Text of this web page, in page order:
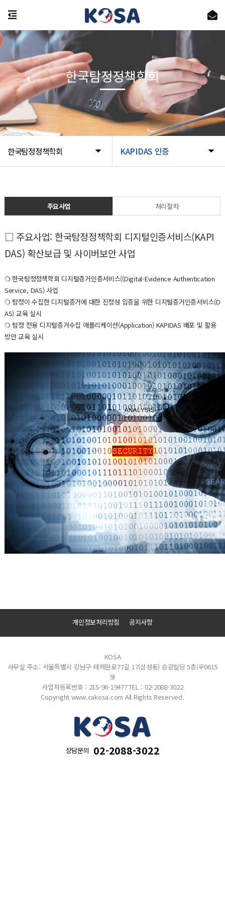
한국탐정정책학회 KAPIDAS 인증
한국탐정정책학회
주요사업 처리절차
□ 주요사업: 한국탐정정책학회 디지털인증서비스(KAPI
DAS) 확산보급 및 사이버보안 사업
❍ 한국탐정정책학회 디지털증거인증서비스((Digital-Evidence Authentication
Service, DAS) 사업
❍ 탐정이 수집한 디지털증거에 대한 진정성 입증을 위한 디지털증거인증서비스(D
AS) 교육 실시
❍ 탐정 전용 디지털증거수집 애플리케이션(Application) KAPIDAS 배포 및 활용
방안 교육 실시
개인정보처리방침 공지사항
KOSA
사무실 주소: 서울특별시 강남구 테헤란로77길 17(삼성동) 승광빌딩 5층(우0615
9)
사업자등록번호 : 215-96-19477TEL : 02-2088-3022
Copyright www.cakosa.com All Rights Reserved.
상담문의 02-2088-3022